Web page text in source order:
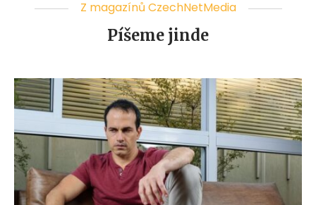
Z magazínů CzechNetMedia
Píšeme jinde